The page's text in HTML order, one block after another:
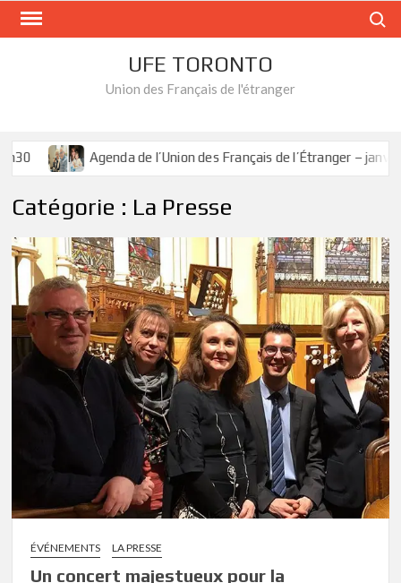
Skip
UFE TORONTO
Union des Français de l'étranger
Agenda de l’Union des Français de l’Étranger – janvier
Catégorie : La Presse
ÉVÉNEMENTS LA PRESSE
Un concert majestueux pour la